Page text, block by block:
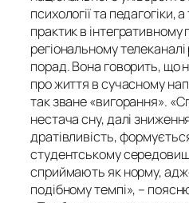
психології та педагогіки,
практик в інтегративному
регіональному
порад. Вона говорить, що
про життя в сучасному
так зване «вигорання».
нестача сну, далі
дратівливість,
студентському
сприймають як норму,
подібному темпі», –